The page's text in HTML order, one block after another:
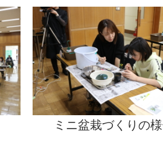
ミニ盆栽づくりの